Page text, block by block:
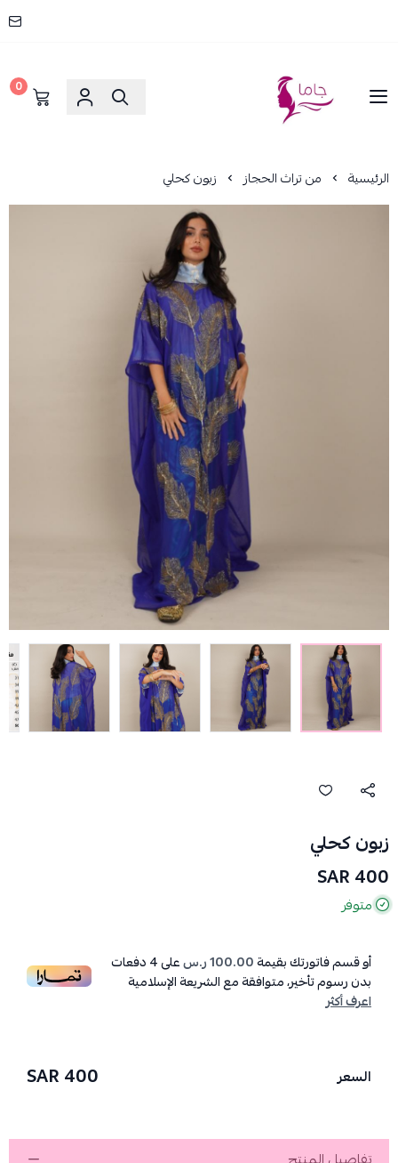
جاما _ JAMA
0
الرئيسية من تراث الحجاز زبون كحلي
زبون كحلي
400 SAR
متوفر
أو قسم فاتورتك بقيمة100.00 ر.س على4دفعات
بدون رسوم تأخير، متوافقة مع الشريعة الإسلامية
اعرف أكثر
السعر 400 SAR